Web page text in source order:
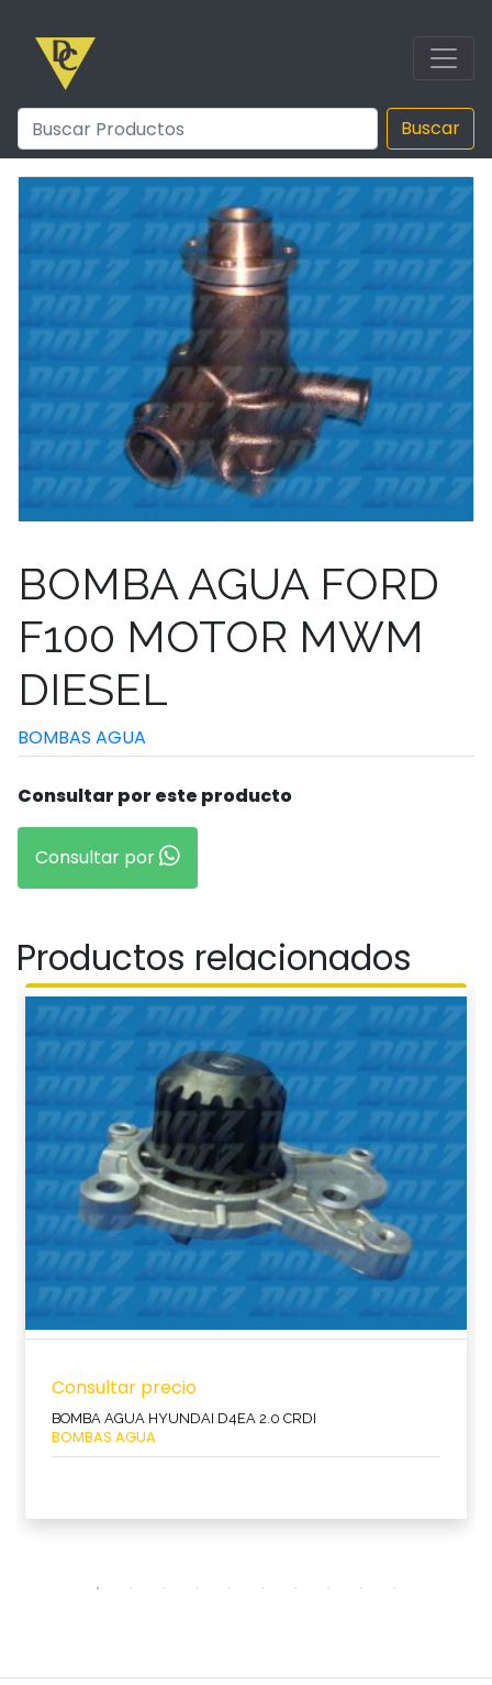
Buscar
BOMBA AGUA FORD
F100 MOTOR MWM
DIESEL
BOMBAS AGUA
Consultar por este producto
Consultar por
Productos relacionados
Consultar precio
BOMBA AGUA HYUNDAI D4EA 2.0 CRDI
BOMBAS AGUA